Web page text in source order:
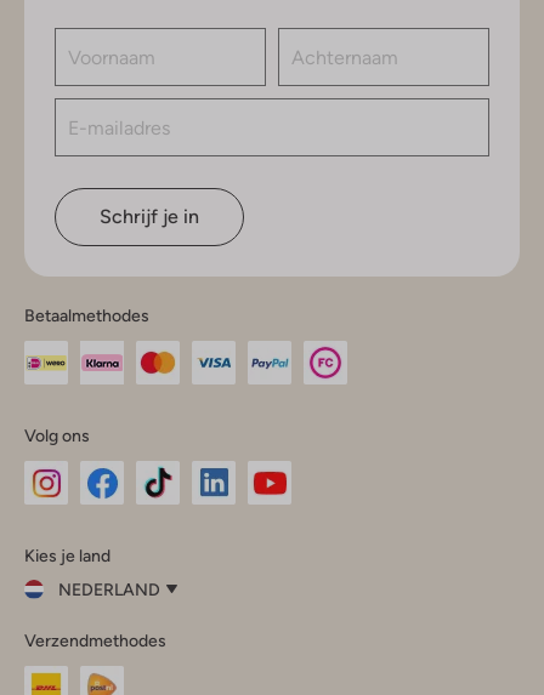
Schrijf je in
Betaalmethodes
Volg ons
InstagramFacebook
Kies je land
NEDERLAND
je
land
Verzendmethodes